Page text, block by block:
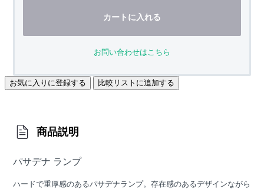
カートに入れる
お問い合わせはこちら
お気に入りに登録する 比較リストに追加する
商品説明
パサデナ ランプ
ハードで重厚感のあるパサデナランプ。存在感のあるデザインながら